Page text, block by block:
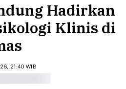
Hadirkan
Klinis di
21:40 WIB